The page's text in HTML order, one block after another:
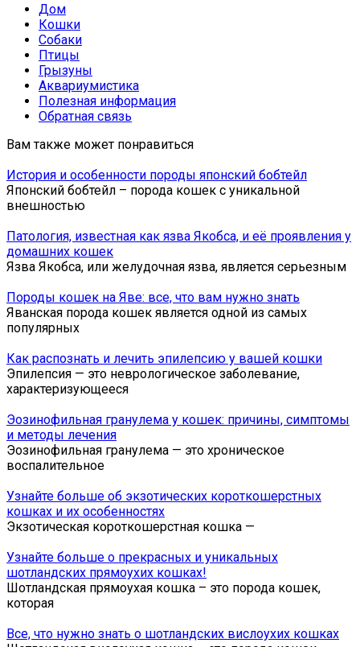
Дом
Кошки
Собаки
Птицы
Грызуны
Аквариумистика
Полезная информация
Обратная связь
Вам также может понравиться
История и особенности породы японский бобтейл
Японский бобтейл – порода кошек с уникальной
внешностью
Патология, известная как язва Якобса, и её проявления у
домашних кошек
Язва Якобса, или желудочная язва, является серьезным
Породы кошек на Яве: все, что вам нужно знать
Яванская порода кошек является одной из самых
популярных
Как распознать и лечить эпилепсию у вашей кошки
Эпилепсия — это неврологическое заболевание,
характеризующееся
Эозинофильная гранулема у кошек: причины, симптомы
и методы лечения
Эозинофильная гранулема — это хроническое
воспалительное
Узнайте больше об экзотических короткошерстных
кошках и их особенностях
Экзотическая короткошерстная кошка —
Узнайте больше о прекрасных и уникальных
шотландских прямоухих кошках!
Шотландская прямоухая кошка – это порода кошек,
которая
Все, что нужно знать о шотландских вислоухих кошках